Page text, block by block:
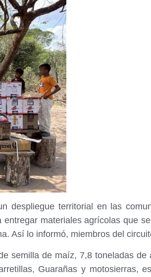
despliegue territorial en las
materiales agrícolas que
Así lo informó, miembros del
semilla de maíz, 7,8 toneladas
Guarañas y motosierras,